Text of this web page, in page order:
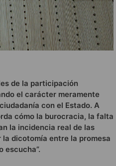
de la participación
el carácter meramente
con el Estado. A
cómo la burocracia, la falta
la incidencia real de las
la dicotomía entre la promesa
escucha”.